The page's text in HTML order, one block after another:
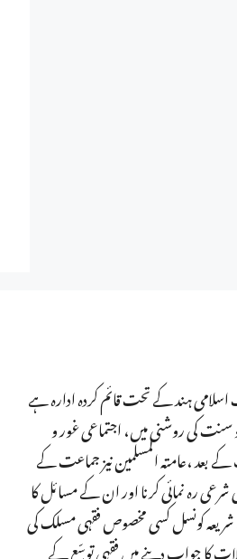
ہند کے تحت قائم کردہ ادارہ ہے
کی روشنی میں، اجتماعی غور و
،عامتہ المسلمین نیز جماعت کے
رہ نمائی کرنا اور ان کے مسائل کا
کونسل کسی مخصوص فقہی مسلک کی
کا جواب دینے میں فقہی توسّع کے